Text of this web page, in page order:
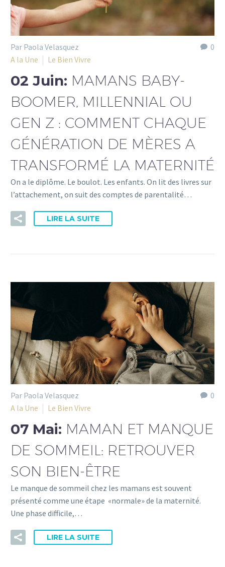
0
Par Paola Velasquez
A la Une
Le Bien Vivre
02 Juin: MAMANS BABY-
BOOMER, MILLENNIAL OU
GEN Z : COMMENT CHAQUE
GÉNÉRATION DE MÈRES A
TRANSFORMÉ LA MATERNITÉ
On a le diplôme. Le boulot. Les enfants. On lit des livres sur
l’attachement, on suit des comptes de parentalité…
LIRE LA SUITE
0
Par Paola Velasquez
A la Une
Le Bien Vivre
07 Mai: MAMAN ET MANQUE
DE SOMMEIL: RETROUVER
SON BIEN-ÊTRE
Le manque de sommeil chez les mamans est souvent
présenté comme une étape «normale» de la maternité.
Une phase difficile,…
LIRE LA SUITE